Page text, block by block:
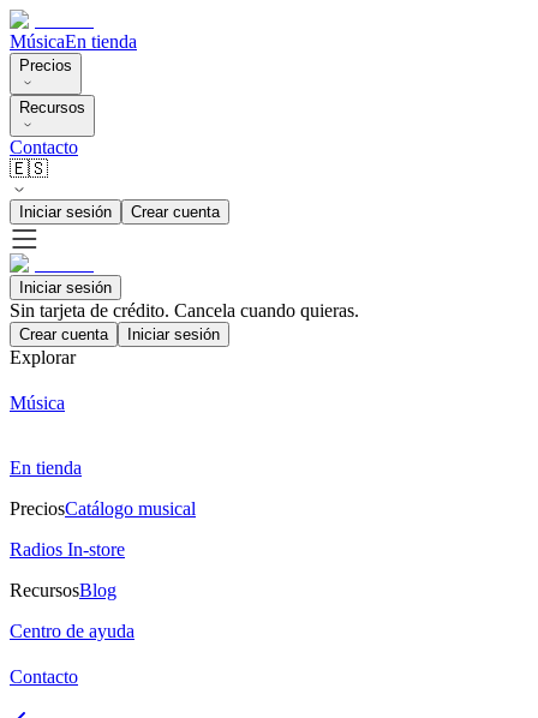
MúsicaEn tienda
Precios
Recursos
Contacto
🇪🇸
Iniciar sesión Crear cuenta
Iniciar sesión
Sin tarjeta de crédito. Cancela cuando quieras.
Crear cuenta Iniciar sesión
Explorar
Música
En tienda
PreciosCatálogo musical
Radios In-store
RecursosBlog
Centro de ayuda
Contacto